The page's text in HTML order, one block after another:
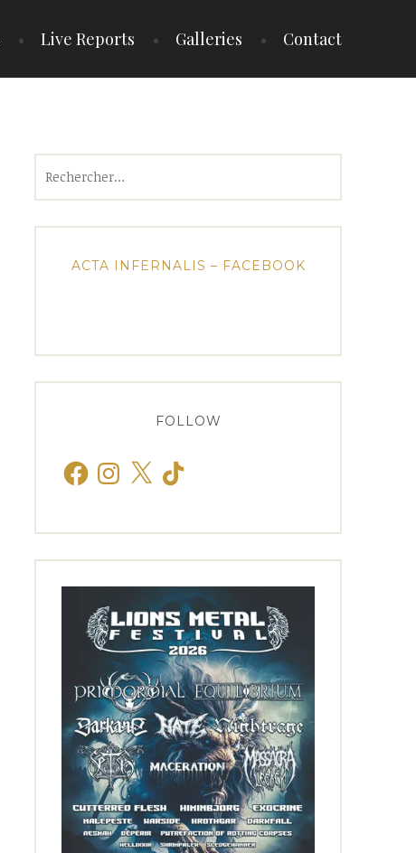
Live Reports Galleries Contact
ACTA INFERNALIS – FACEBOOK
FOLLOW
FacebookInstagram
X TikTok